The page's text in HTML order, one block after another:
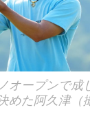
オープンで成
めた阿久津（